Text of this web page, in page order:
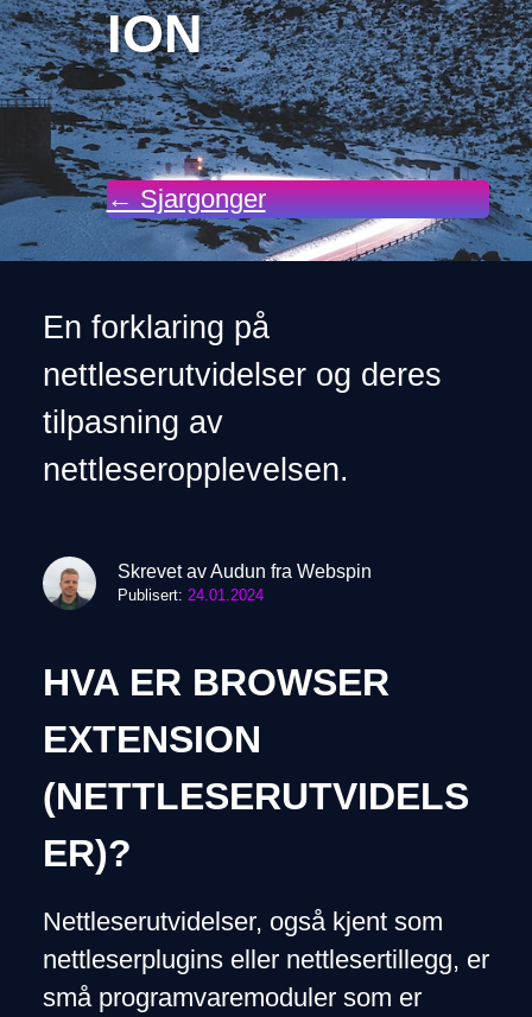
ION
← Sjargonger
En forklaring på
nettleserutvidelser og deres
tilpasning av
nettleseropplevelsen.
Skrevet av Audun fra Webspin
Publisert: 24.01.2024
HVA ER BROWSER
EXTENSION
(NETTLESERUTVIDELS
ER)?
Nettleserutvidelser, også kjent som
nettleserplugins eller nettlesertillegg, er
små programvaremoduler som er